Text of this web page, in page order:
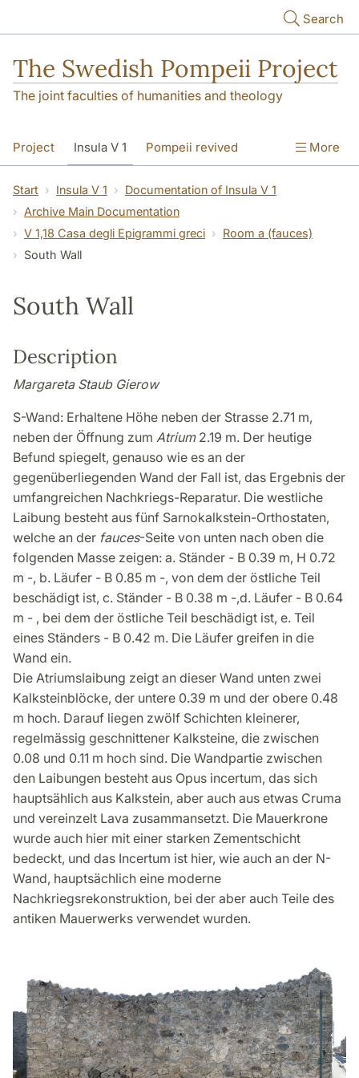
Search
The Swedish Pompeii Project
The joint faculties of humanities and theology
Project Insula V 1 Pompeii revived More
Start Insula V 1
Documentation of Insula V 1
Archive Main Documentation
V 1,18 Casa degli Epigrammi greci
Room a (fauces)
South Wall
South Wall
Description
Margareta Staub Gierow
S-Wand: Erhaltene Höhe neben der Strasse 2.71 m,
neben der Öffnung zum Atrium2.19 m. Der heutige
Befund spiegelt, genauso wie es an der
gegenüberliegenden Wand der Fall ist, das Ergebnis der
umfangreichen Nachkriegs-Reparatur. Die westliche
Laibung besteht aus fünf Sarnokalkstein-Orthostaten,
welche an der fauces-Seite von unten nach oben die
folgenden Masse zeigen: a. Ständer - B 0.39 m, H 0.72
m -, b. Läufer - B 0.85 m -, von dem der östliche Teil
beschädigt ist, c. Ständer - B 0.38 m -,d. Läufer - B 0.64
m - , bei dem der östliche Teil beschädigt ist, e. Teil
eines Ständers - B 0.42 m. Die Läufer greifen in die
Wand ein.
Die Atriumslaibung zeigt an dieser Wand unten zwei
Kalksteinblöcke, der untere 0.39 m und der obere 0.48
m hoch. Darauf liegen zwölf Schichten kleinerer,
regelmässig geschnittener Kalksteine, die zwischen
0.08 und 0.11 m hoch sind. Die Wandpartie zwischen
den Laibungen besteht aus Opus incertum, das sich
hauptsählich aus Kalkstein, aber auch aus etwas Cruma
und vereinzelt Lava zusammansetzt. Die Mauerkrone
wurde auch hier mit einer starken Zementschicht
bedeckt, und das Incertum ist hier, wie auch an der N-
Wand, hauptsächlich eine moderne
Nachkriegsrekonstruktion, bei der aber auch Teile des
antiken Mauerwerks verwendet wurden.